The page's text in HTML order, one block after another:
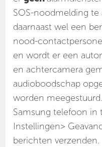
SOS-noodmelding
daarnaast wel een
nood-
en wordt er een
en achtercamera
audioboodschap
worden
Samsung telefoon in
Instellingen>
berichten verzenden.